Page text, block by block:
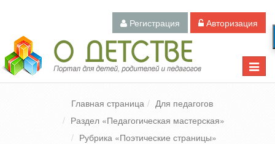
Регистрация Авторизация
Toggle
Педагогический портал «О детстве»
Главная страница
Для педагогов
Раздел «Педагогическая мастерская»
Рубрика «Поэтические страницы»